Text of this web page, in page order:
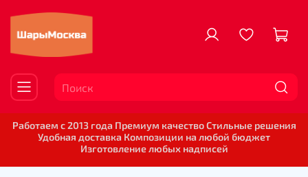
Работаем с 2013 года Премиум качество Стильные решения
Удобная доставка Композиции на любой бюджет
Изготовление любых надписей